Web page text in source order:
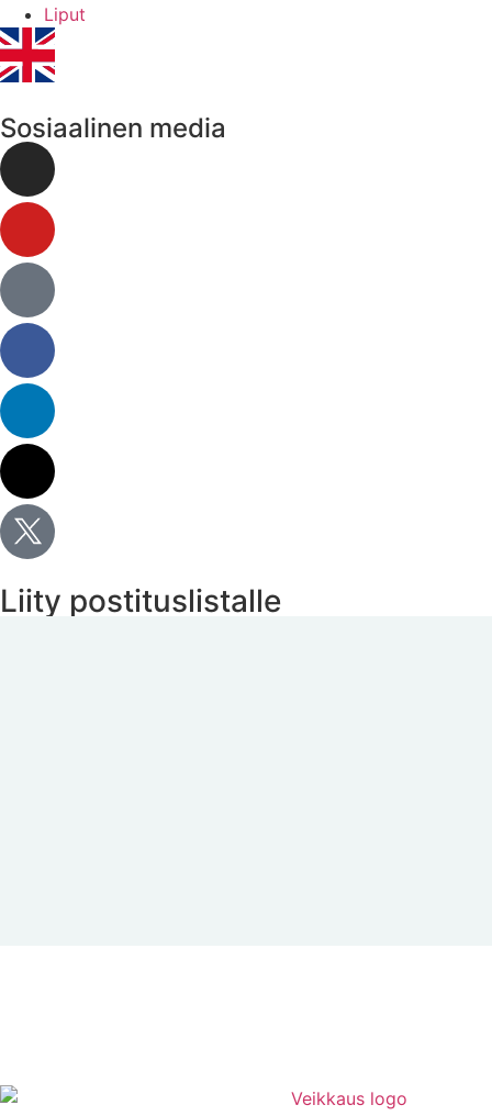
Liput
Sosiaalinen media
Liity postituslistalle